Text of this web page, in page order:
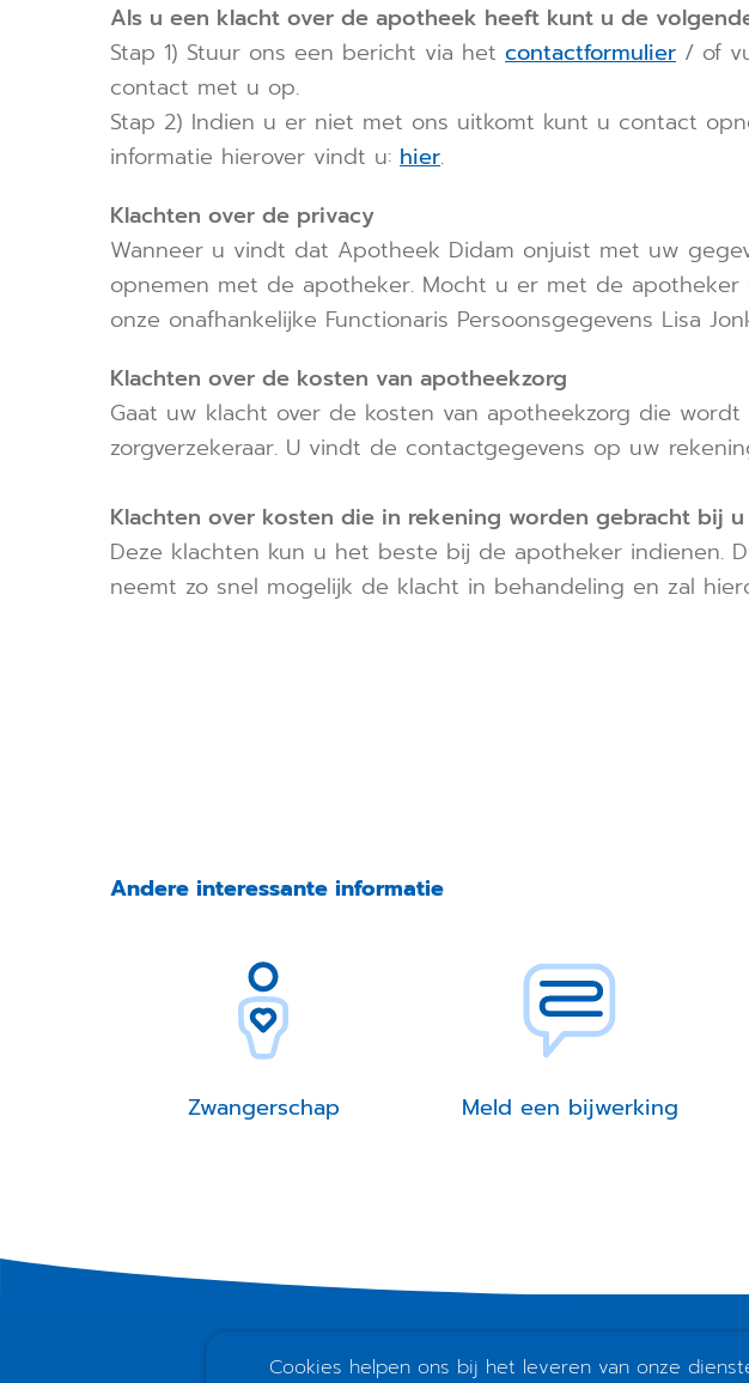
Cookies helpen ons bij het leveren van onze
Als u een klacht over de apotheek heeft kunt u de
Stap 1) Stuur ons een bericht via het contactformulier / of
contact met u op.
Stap 2) Indien u er niet met ons uitkomt kunt u contact
informatie hierover vindt u: hier.
Klachten over de privacy
Wanneer u vindt dat Apotheek Didam onjuist met uw
opnemen met de apotheker. Mocht u er met de
onze onafhankelijke Functionaris Persoonsgegevens Lisa
Klachten over de kosten van apotheekzorg
Gaat uw klacht over de kosten van apotheekzorg die
zorgverzekeraar. U vindt de contactgegevens op uw
Klachten over kosten die in rekening worden gebracht bij
Deze klachten kun u het beste bij de apotheker indienen.
neemt zo snel mogelijk de klacht in behandeling en zal
Andere interessante informatie
Zwangerschap Meld een bijwerking